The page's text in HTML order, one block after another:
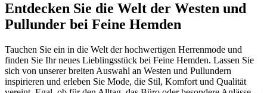
Entdecken Sie die Welt der Westen und
Pullunder bei Feine Hemden
Tauchen Sie ein in die Welt der hochwertigen Herrenmode und
finden Sie Ihr neues Lieblingsstück bei Feine Hemden. Lassen Sie
sich von unserer breiten Auswahl an Westen und Pullundern
inspirieren und erleben Sie Mode, die Stil, Komfort und Qualität